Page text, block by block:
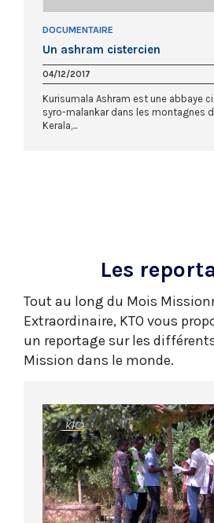
DOCUMENTAIRE
Un ashram cistercien
04/12/2017
Kurisumala Ashram est une abbaye
syro-malankar dans les montagnes
Kerala,...
Les
Tout au long du Mois
Extraordinaire, KTO vous
un reportage sur les
Mission dans le monde.